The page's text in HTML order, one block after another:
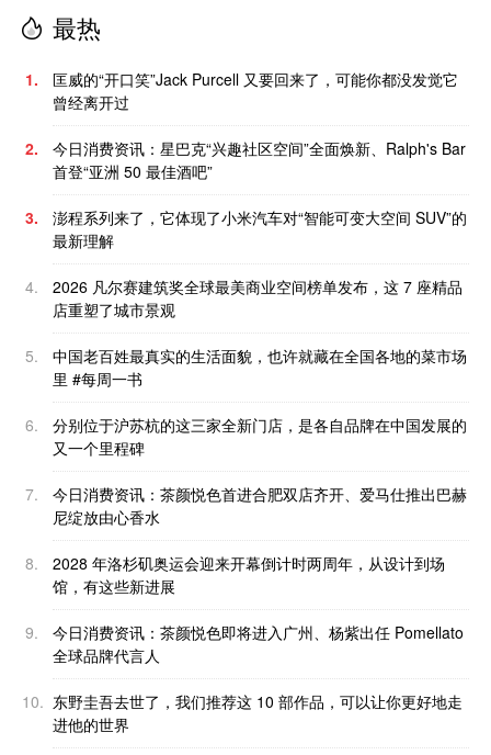
最热
1.
匡威的“开口笑”Jack Purcell 又要回来了，可能你都没发觉它
曾经离开过
2.
今日消费资讯：星巴克“兴趣社区空间”全面焕新、Ralph's Bar
首登“亚洲 50 最佳酒吧”
3.
澎程系列来了，它体现了小米汽车对“智能可变大空间 SUV”的
最新理解
4.
2026 凡尔赛建筑奖全球最美商业空间榜单发布，这 7 座精品
店重塑了城市景观
5.
中国老百姓最真实的生活面貌，也许就藏在全国各地的菜市场
里 #每周一书
6.
分别位于沪苏杭的这三家全新门店，是各自品牌在中国发展的
又一个里程碑
7.
今日消费资讯：茶颜悦色首进合肥双店齐开、爱马仕推出巴赫
尼绽放由心香水
8.
2028 年洛杉矶奥运会迎来开幕倒计时两周年，从设计到场
馆，有这些新进展
9.
今日消费资讯：茶颜悦色即将进入广州、杨紫出任 Pomellato
全球品牌代言人
10. 东野圭吾去世了，我们推荐这 10 部作品，可以让你更好地走
进他的世界